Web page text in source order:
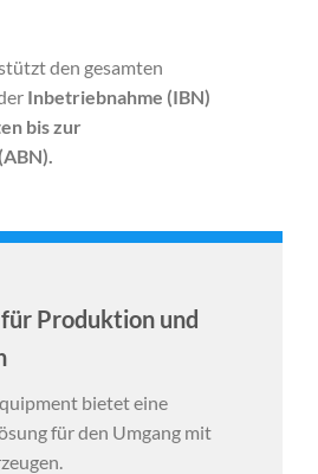
den gesamten
Inbetriebnahme (IBN)
bis zur
Produktion und
bietet eine
für den Umgang mit